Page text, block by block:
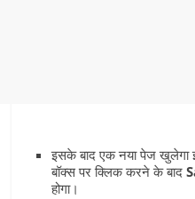
इसके बाद एक नया पेज
बॉक्‍स पर क्लिक करने के बाद
होगा।